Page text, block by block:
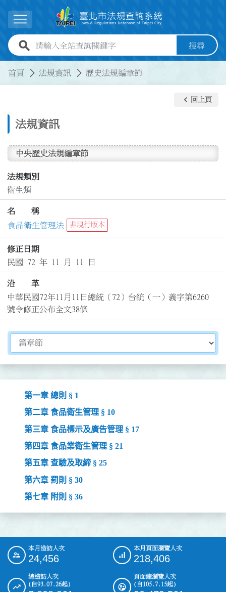
展開選單
全站查詢關鍵字欄位 搜尋
首頁 法規資訊 歷史法規編章節
法規資訊
keyboard_arrow_left 回上頁
中央歷史法規編章節
法規類別
衛生類
名 稱
食品衛生管理法
非現行版本
修正日期
民國 72 年 11 月 11 日
沿 革
中華民國72年11月11日總統（72）台統（一）義字第6260
號令修正公布全文38條
切換選擇法規資訊內容
第一章 總則 § 1
第二章 食品衛生管理 § 10
第三章 食品標示及廣告管理 § 17
第四章 食品業衛生管理 § 21
第五章 查驗及取締 § 25
第六章 罰則 § 30
第七章 附則 § 36
::: 本月造訪人次
24,456
本月頁面瀏覽人次
218,406
總造訪人次
(自93.07.26起)
頁面總瀏覽人次
(自105.7.15起)